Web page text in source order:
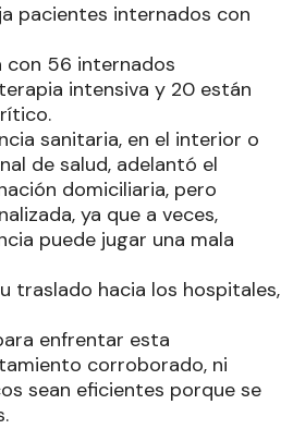
pacientes internados con
con 56 internados
intensiva y 20 están
sanitaria, en el interior o
de salud, adelantó el
domiciliaria, pero
ya que a veces,
puede jugar una mala
traslado hacia los hospitales,
enfrentar esta
corroborado, ni
sean eficientes porque se